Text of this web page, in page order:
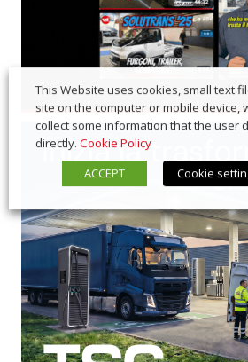
This Website uses cookies, small text
site on the computer or mobile device,
collect some information that the user
directly. Cookie Policy
ACCEPT
Cookie